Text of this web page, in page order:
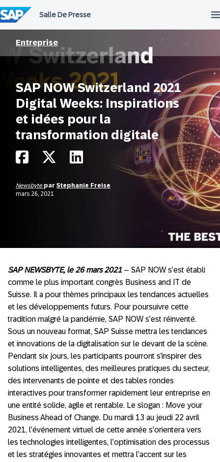
au
contenu
Entreprise
SAP NOW Switzerland 2021
Digital Weeks: Inspirations
et idées pour la
transformation digitale
Newsbyte par Stephanie Freise
mars 26, 2021
SAP NEWSBYTE, le 26 mars 2021 – SAP NOW s’est établi
comme le plus important congrès Business and IT de
Suisse. Il a pour thèmes principaux les tendances actuelles
et les développements futurs. Pour poursuivre cette
tradition malgré la pandémie, SAP NOW s’est réinventé.
Sous un nouveau format, SAP Suisse mettra les tendances
et innovations de la digitalisation sur le devant de la scène.
Pendant six jours, les participants pourront s’inspirer des
solutions intelligentes, des meilleures pratiques du secteur,
des intervenants de pointe et des tables rondes
interactives pour transformer rapidement leur entreprise en
une entité solide, agile et rentable. Le slogan : Move your
Business Ahead of Change. Du mardi 13 au jeudi 22 avril
2021, l’événement virtuel de cette année s’orientera vers
les technologies intelligentes, l’optimisation des processus
et les stratégies innovantes et mettra l’accent sur les